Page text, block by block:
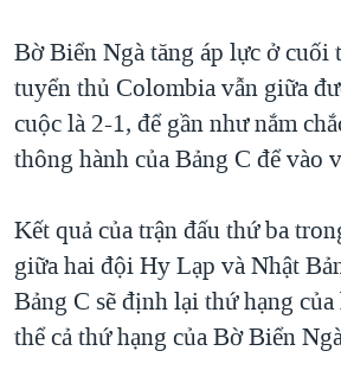
Bờ Biển Ngà tăng áp lực ở cuối
tuyển thủ Colombia vẫn giữa
cuộc là 2-1, để gần như nắm
thông hành của Bảng C để vào
Kết quả của trận đấu thứ ba
giữa hai đội Hy Lạp và Nhật
Bảng C sẽ định lại thứ hạng
thể cả thứ hạng của Bờ Biển